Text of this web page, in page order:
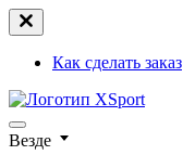
Как сделать заказ
Везде